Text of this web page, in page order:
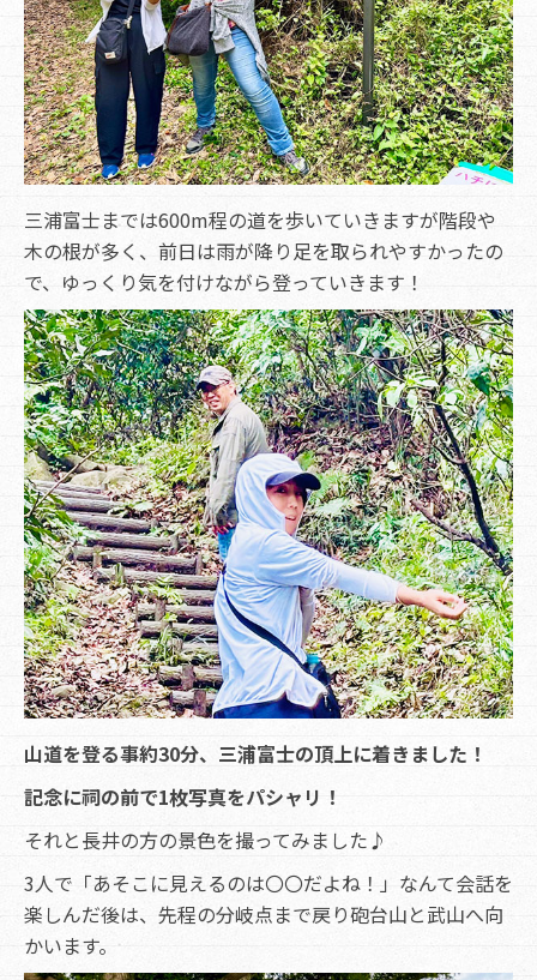
三浦富士までは600m程の道を歩いていきますが階段や
木の根が多く、前日は雨が降り足を取られやすかったの
で、ゆっくり気を付けながら登っていきます！
山道を登る事約30分、三浦富士の頂上に着きました！
記念に祠の前で1枚写真をパシャリ！
それと長井の方の景色を撮ってみました♪
3人で「あそこに見えるのは〇〇だよね！」なんて会話を
楽しんだ後は、先程の分岐点まで戻り砲台山と武山へ向
かいます。